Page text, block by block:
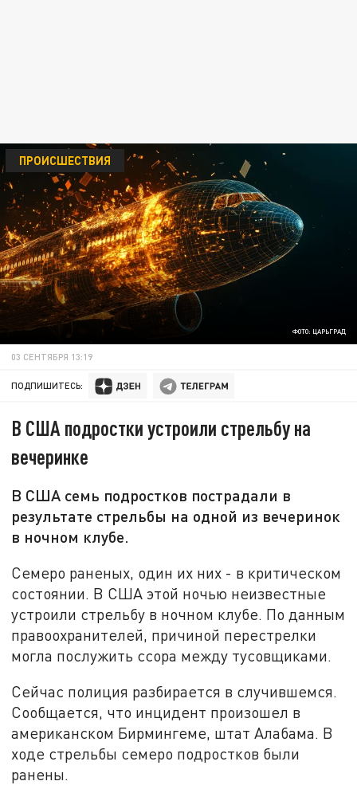
ФОТО: ЦАРЬГРАД
ПРОИСШЕСТВИЯ
03 СЕНТЯБРЯ 13:19
ПОДПИШИТЕСЬ:
В США подростки устроили стрельбу на
вечеринке
В США семь подростков пострадали в
результате стрельбы на одной из вечеринок
в ночном клубе.
Семеро раненых, один их них - в критическом
состоянии. В США этой ночью неизвестные
устроили стрельбу в ночном клубе. По данным
правоохранителей, причиной перестрелки
могла послужить ссора между тусовщиками.
Сейчас полиция разбирается в случившемся.
Сообщается, что инцидент произошел в
американском Бирмингеме, штат Алабама. В
ходе стрельбы семеро подростков были
ранены.